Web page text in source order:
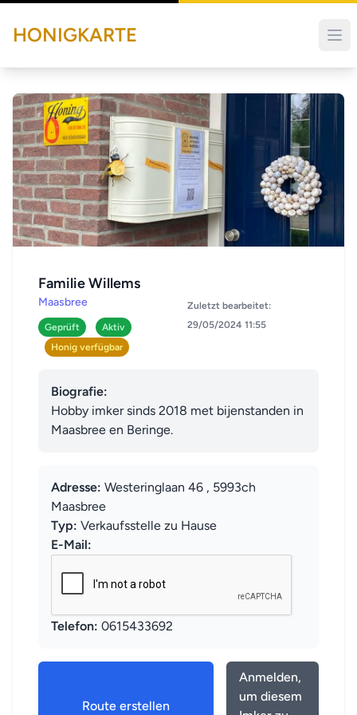
HONIGKARTE
Familie Willems
Maasbree
Geprüft
Aktiv
Honig verfügbar
Zuletzt bearbeitet:
29/05/2024 11:55
Biografie:
Hobby imker sinds 2018 met bijenstanden in
Maasbree en Beringe.
Adresse: Westeringlaan 46 , 5993ch
Maasbree
Typ: Verkaufsstelle zu Hause
E-Mail:
Telefon: 0615433692
Route erstellen
Anmelden,
um diesem